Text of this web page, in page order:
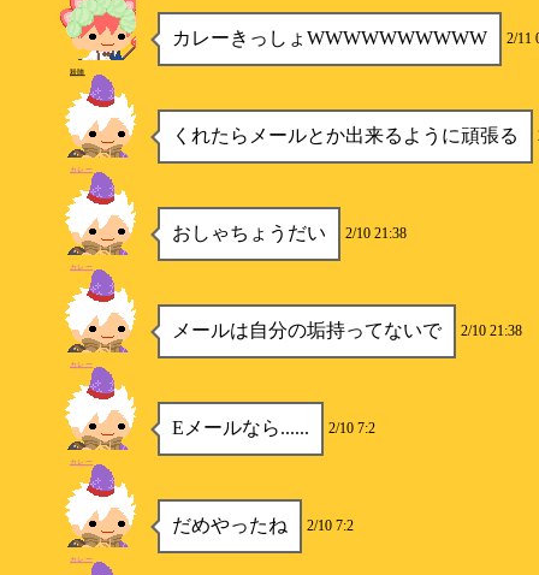
カレーきっしょWWWWWWWWWW 2/11
殺陣
くれたらメールとか出来るように頑張る
カレー
おしゃちょうだい 2/10 21:38
カレー
メールは自分の垢持ってないで 2/10 21:38
カレー
Eメールなら...... 2/10 7:2
カレー
だめやったね 2/10 7:2
カレー